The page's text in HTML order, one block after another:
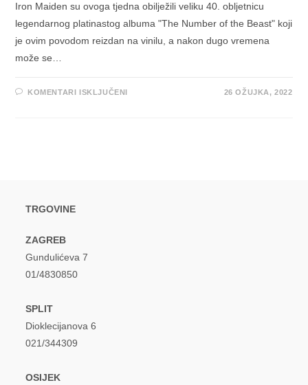
Iron Maiden su ovoga tjedna obilježili veliku 40. obljetnicu
legendarnog platinastog albuma "The Number of the Beast" koji
je ovim povodom reizdan na vinilu, a nakon dugo vremena
može se…
KOMENTARI ISKLJUČENI 26 OŽUJKA, 2022
TRGOVINE
ZAGREB
Gundulićeva 7
01/4830850
SPLIT
Dioklecijanova 6
021/344309
OSIJEK